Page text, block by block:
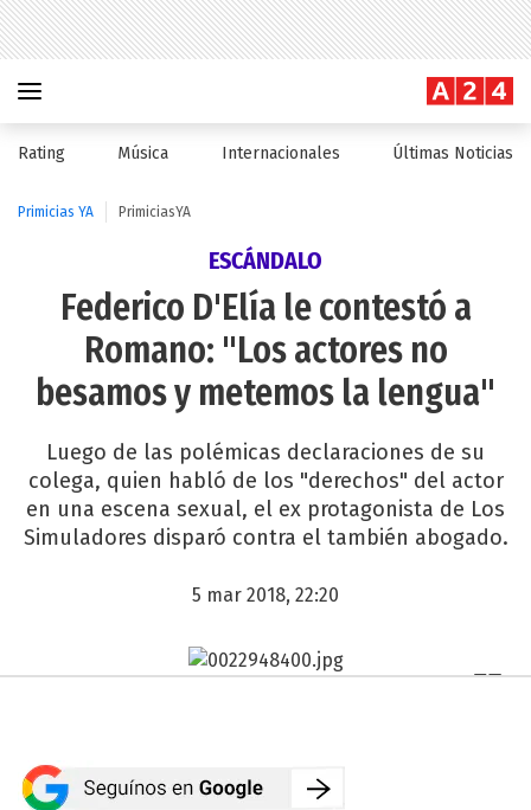
Rating Música Internacionales Últimas Noticias
Primicias YA PrimiciasYA
ESCÁNDALO
Federico D'Elía le contestó a
Romano: "Los actores no
besamos y metemos la lengua"
Luego de las polémicas declaraciones de su
colega, quien habló de los "derechos" del actor
en una escena sexual, el ex protagonista de Los
Simuladores disparó contra el también abogado.
5 mar 2018, 22:20